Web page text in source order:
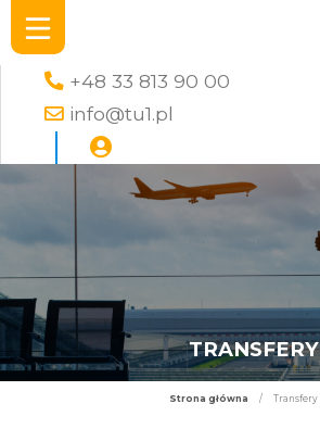
+48 33 813 90 00
info@tu1.pl
TRANSFERY
Strona główna /
Transfery